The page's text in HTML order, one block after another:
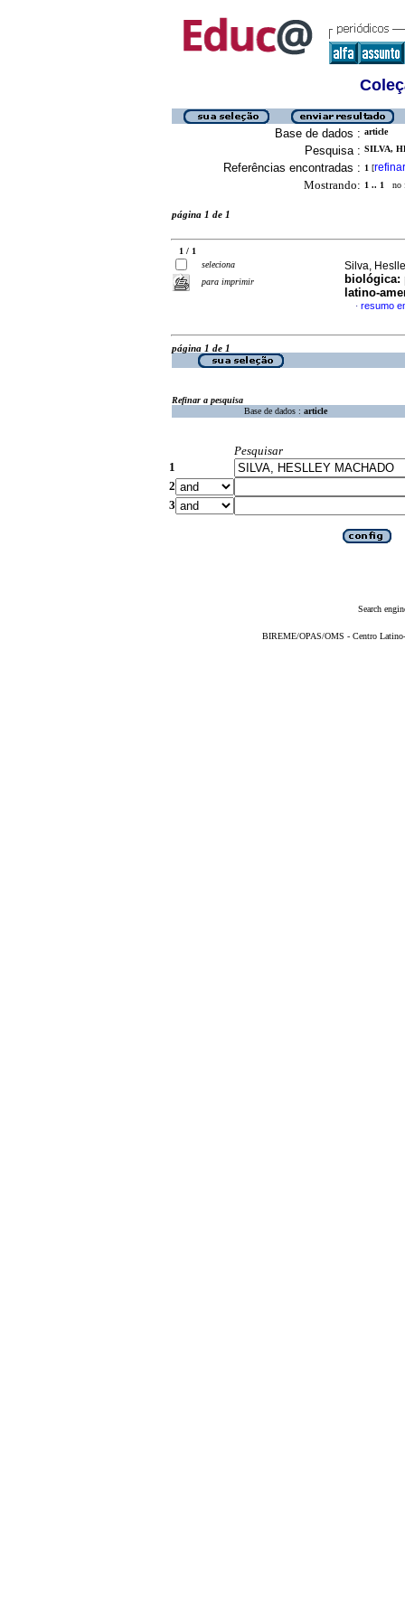
Base de dados : article
Pesquisa : SILVA,
Referências encontradas : 1 [refinar
Mostrando: 1 .. 1 no
página 1 de 1
1 / 1
seleciona
para imprimir
Silva,
biológica:
latino-
· resumo
página 1 de 1
Refinar a pesquisa
Base de dados : article
Pesquisar
1
2
3
Search
BIREME/OPAS/OMS - Centro Latino-